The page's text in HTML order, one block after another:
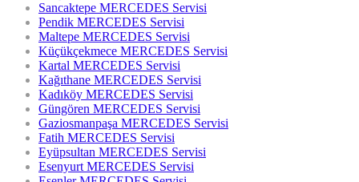
Sancaktepe MERCEDES Servisi
Pendik MERCEDES Servisi
Maltepe MERCEDES Servisi
Küçükçekmece MERCEDES Servisi
Kartal MERCEDES Servisi
Kağıthane MERCEDES Servisi
Kadıköy MERCEDES Servisi
Güngören MERCEDES Servisi
Gaziosmanpaşa MERCEDES Servisi
Fatih MERCEDES Servisi
Eyüpsultan MERCEDES Servisi
Esenyurt MERCEDES Servisi